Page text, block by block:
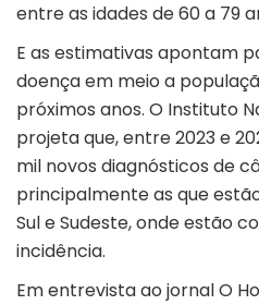
entre as idades de 60 a 79
E as estimativas apontam
doença em meio a
próximos anos. O Instituto
projeta que, entre 2023 e
mil novos diagnósticos de
principalmente as que
Sul e Sudeste, onde estão
incidência.
Em entrevista ao jornal O